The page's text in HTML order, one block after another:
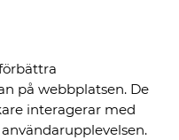
på webbplatsen. De
interagerar med